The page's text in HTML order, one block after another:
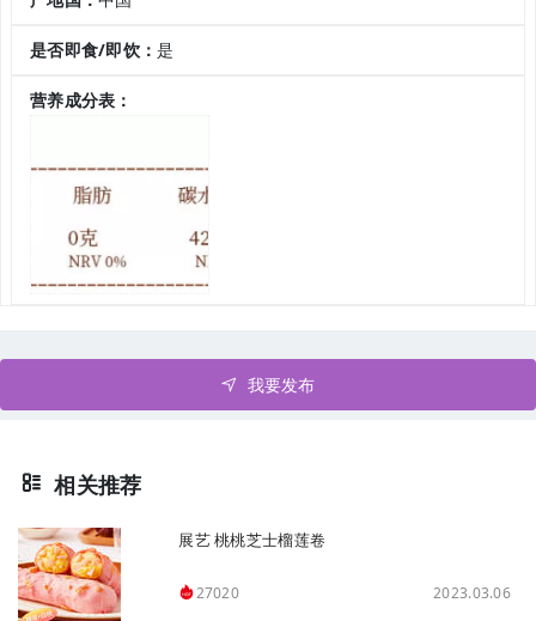
是否即食/即饮：是
营养成分表：
我要发布
相关推荐
展艺 桃桃芝士榴莲卷
27020 2023.03.06